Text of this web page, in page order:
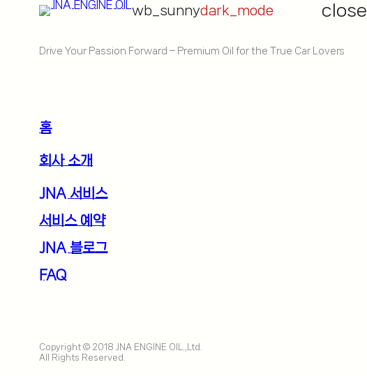
wb_sunnydark_mode close
Drive Your Passion Forward – Premium Oil for the True Car Lovers
홈
회사 소개
JNA 서비스
서비스 예약
JNA 블로그
FAQ
Copyright © 2018 JNA ENGINE OIL.,Ltd.
All Rights Reserved.